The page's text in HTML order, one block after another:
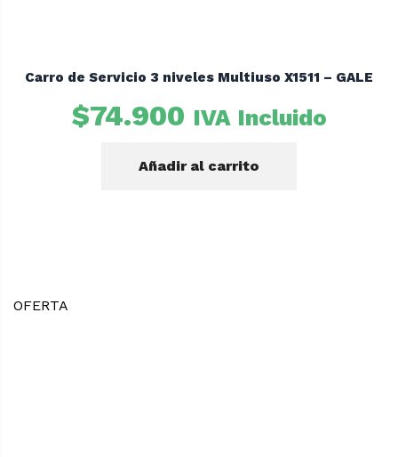
Carro de Servicio 3 niveles Multiuso X1511 – GALE
$74.900 IVA Incluido
Añadir al carrito
OFERTA